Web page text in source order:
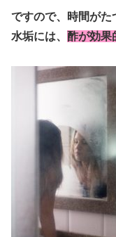
ですので、時間がた
水垢には、 酢が効果